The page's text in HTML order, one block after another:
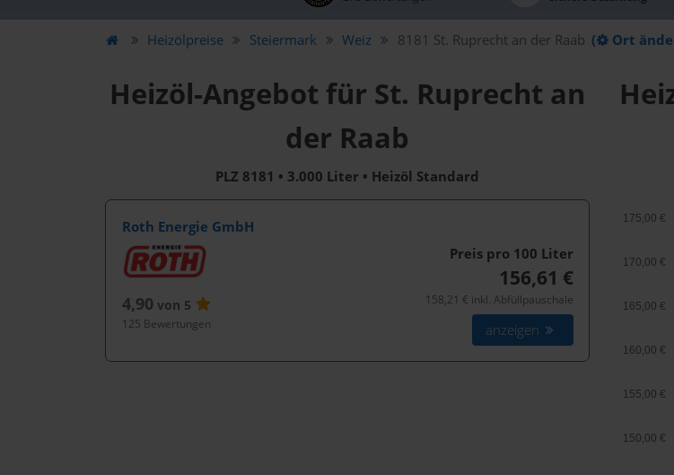
Heizölpreise Steiermark Weiz 8181 St. Ruprecht an der Raab ( Ort
Heizöl-Angebot für St. Ruprecht an
der Raab
PLZ 8181 • 3.000 Liter • Heizöl Standard
Roth Energie GmbH
4,90 von 5
125 Bewertungen
Preis pro 100 Liter
156,61 €
158,21 € inkl. Abfüllpauschale
anzeigen
150,00 €
155,00 €
160,00 €
165,00 €
170,00 €
175,00 €